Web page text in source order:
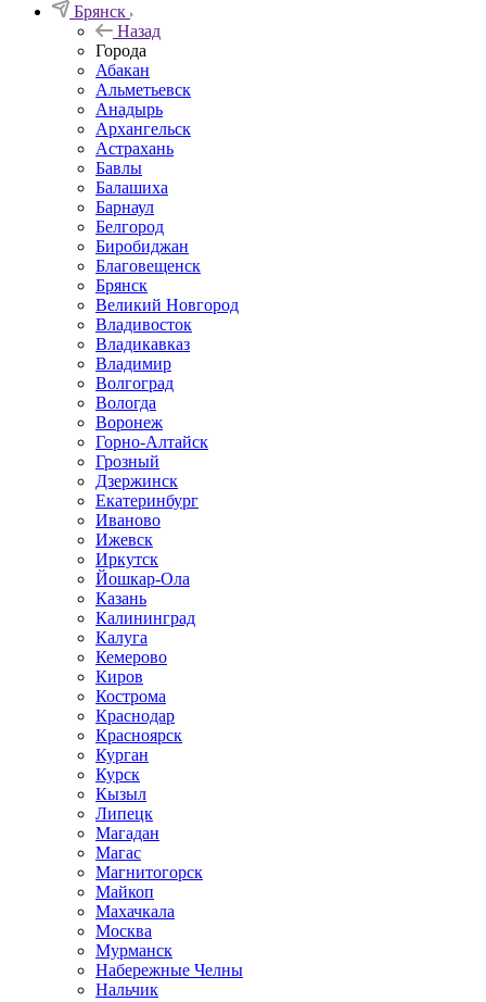
Брянск
Назад
Города
Абакан
Альметьевск
Анадырь
Архангельск
Астрахань
Бавлы
Балашиха
Барнаул
Белгород
Биробиджан
Благовещенск
Брянск
Великий Новгород
Владивосток
Владикавказ
Владимир
Волгоград
Вологда
Воронеж
Горно-Алтайск
Грозный
Дзержинск
Екатеринбург
Иваново
Ижевск
Иркутск
Йошкар-Ола
Казань
Калининград
Калуга
Кемерово
Киров
Кострома
Краснодар
Красноярск
Курган
Курск
Кызыл
Липецк
Магадан
Магас
Магнитогорск
Майкоп
Махачкала
Москва
Мурманск
Набережные Челны
Нальчик